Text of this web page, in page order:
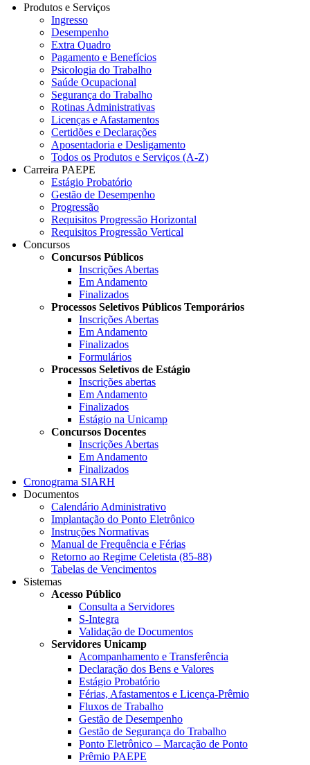
Produtos e Serviços
Ingresso
Desempenho
Extra Quadro
Pagamento e Benefícios
Psicologia do Trabalho
Saúde Ocupacional
Segurança do Trabalho
Rotinas Administrativas
Licenças e Afastamentos
Certidões e Declarações
Aposentadoria e Desligamento
Todos os Produtos e Serviços (A-Z)
Carreira PAEPE
Estágio Probatório
Gestão de Desempenho
Progressão
Requisitos Progressão Horizontal
Requisitos Progressão Vertical
Concursos
Concursos Públicos
Inscrições Abertas
Em Andamento
Finalizados
Processos Seletivos Públicos Temporários
Inscrições Abertas
Em Andamento
Finalizados
Formulários
Processos Seletivos de Estágio
Inscrições abertas
Em Andamento
Finalizados
Estágio na Unicamp
Concursos Docentes
Inscrições Abertas
Em Andamento
Finalizados
Cronograma SIARH
Documentos
Calendário Administrativo
Implantação do Ponto Eletrônico
Instruções Normativas
Manual de Frequência e Férias
Retorno ao Regime Celetista (85-88)
Tabelas de Vencimentos
Sistemas
Acesso Público
Consulta a Servidores
S-Integra
Validação de Documentos
Servidores Unicamp
Acompanhamento e Transferência
Declaração dos Bens e Valores
Estágio Probatório
Férias, Afastamentos e Licença-Prêmio
Fluxos de Trabalho
Gestão de Desempenho
Gestão de Segurança do Trabalho
Ponto Eletrônico – Marcação de Ponto
Prêmio PAEPE